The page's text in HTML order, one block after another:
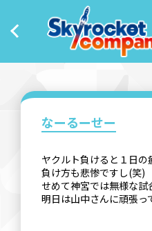
なーるーせー
ヤクルト負けると１日
負け方も悲惨ですし(笑)
せめて神宮では無様な
明日は山中さんに頑張っ